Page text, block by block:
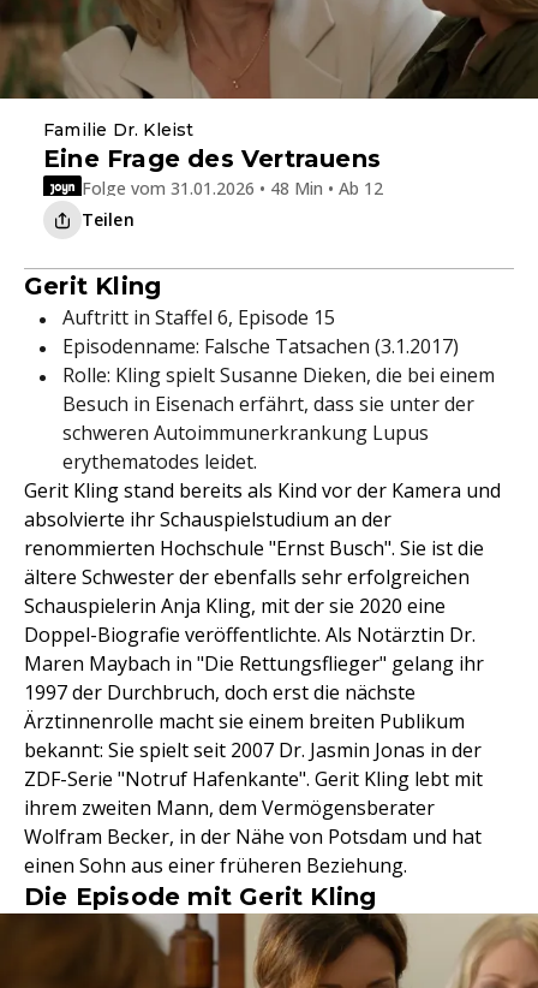
Familie Dr. Kleist
Eine Frage des Vertrauens
Folge vom 31.01.2026 • 48 Min • Ab 12
Teilen
Gerit Kling
Auftritt in Staffel 6, Episode 15
Episodenname: Falsche Tatsachen (3.1.2017)
Rolle: Kling spielt Susanne Dieken, die bei einem
Besuch in Eisenach erfährt, dass sie unter der
schweren Autoimmunerkrankung Lupus
erythematodes leidet.
Gerit Kling stand bereits als Kind vor der Kamera und
absolvierte ihr Schauspielstudium an der
renommierten Hochschule "Ernst Busch". Sie ist die
ältere Schwester der ebenfalls sehr erfolgreichen
Schauspielerin Anja Kling, mit der sie 2020 eine
Doppel-Biografie veröffentlichte. Als Notärztin Dr.
Maren Maybach in "Die Rettungsflieger" gelang ihr
1997 der Durchbruch, doch erst die nächste
Ärztinnenrolle macht sie einem breiten Publikum
bekannt: Sie spielt seit 2007 Dr. Jasmin Jonas in der
ZDF-Serie "Notruf Hafenkante". Gerit Kling lebt mit
ihrem zweiten Mann, dem Vermögensberater
Wolfram Becker, in der Nähe von Potsdam und hat
einen Sohn aus einer früheren Beziehung.
Die Episode mit Gerit Kling